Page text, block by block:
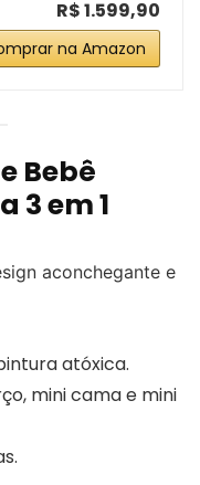
R$ 1.599,90
na Amazon
Bebê
3 em 1
aconchegante e
atóxica.
mini cama e mini